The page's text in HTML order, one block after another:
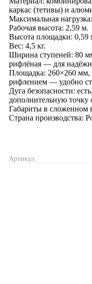
каркас (тетивы) и
Максимальная
Рабочая высота: 2,59 м.
Высота площадки: 0,59
Вес: 4,5 кг.
Ширина ступеней: 80
рифлёная — для
Площадка: 260×260 мм,
рифлением — удобно
Дуга безопасности:
дополнительную точку
Габариты в сложенном
Страна производства:
Артикул